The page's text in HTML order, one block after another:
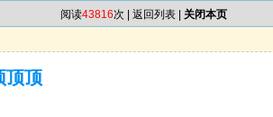
阅读43816次 | 返回列表 关闭本页
顶顶